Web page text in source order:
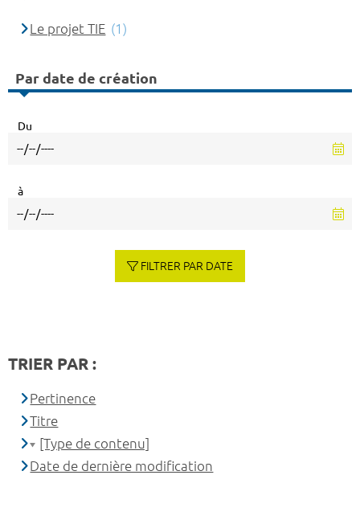
Le projet TIE (1)
Par date de création
Du
à
FILTRER PAR DATE
TRIER PAR :
Pertinence
Titre
[Type de contenu]
Date de dernière modification